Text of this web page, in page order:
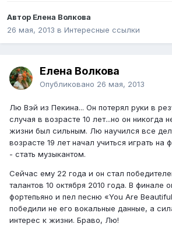
Автор Елена Волкова
26 мая, 2013 в Интересные ссылки
Елена Волкова
Опубликовано 26 мая, 2013
Лю Вэй из Пекина... Он потерял руки в
случая в возрасте 10 лет...но он никогда
жизни был сильным. Лю научился все
возрасте 19 лет начал учиться играть на
- стать музыкантом.
Сейчас ему 22 года и он стал
талантов 10 октября 2010 года. В финале
фортепьяно и пел песню «You Are
победили не его вокальные данные, а
интерес к жизни. Браво, Лю!